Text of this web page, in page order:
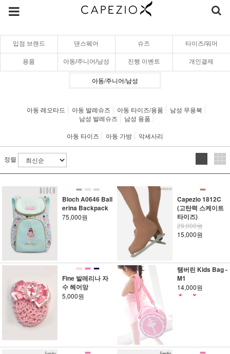
입점 브랜드 댄스웨어 슈즈 타이즈/워머
용품 아동/주니어/남성 진행 이벤트 개인결제
아동/주니어/남성
아동 레오타드 아동 발레슈즈 아동 타이즈/용품
남성 무용복
남성 발레슈즈
남성 용품
아동 타이즈
아동 가방 악세사리
정렬
Bloch A0646 Ball
erina Backpack
75,000원
Capezio 1812C
(고탄력 스케이트
타이즈)
29,000원
15,000원
Fine 발레리나 자
수 헤어망
5,000원
탬버린 Kids Bag -
M1
14,000원